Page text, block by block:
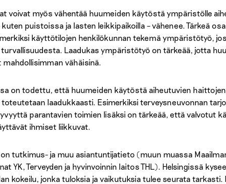
voivat myös vähentää huumeiden käytöstä ympäristölle
puistoissa ja lasten leikkipaikoilla – vähenee. Tärkeä
käyttötilojen henkilökunnan tekemä ympäristötyö,
Laadukas ympäristötyö on tärkeää, jotta
vähäisinä.
on todettu, että huumeiden käytöstä aiheutuvien
laadukkaasti. Esimerkiksi terveysneuvonnan
parantavien toimien lisäksi on tärkeää, että valvotut
ihmiset liikkuvat.
tutkimus- ja muu asiantuntijatieto (muun muassa
YK, Terveyden ja hyvinvoinnin laitos THL). Helsingissä
kokeilu, jonka tuloksia ja vaikutuksia tulee seurata tarkasti.